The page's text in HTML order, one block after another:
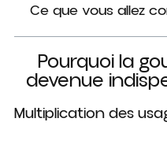
Ce que vous allez
Pourquoi la
devenue
Multiplication des